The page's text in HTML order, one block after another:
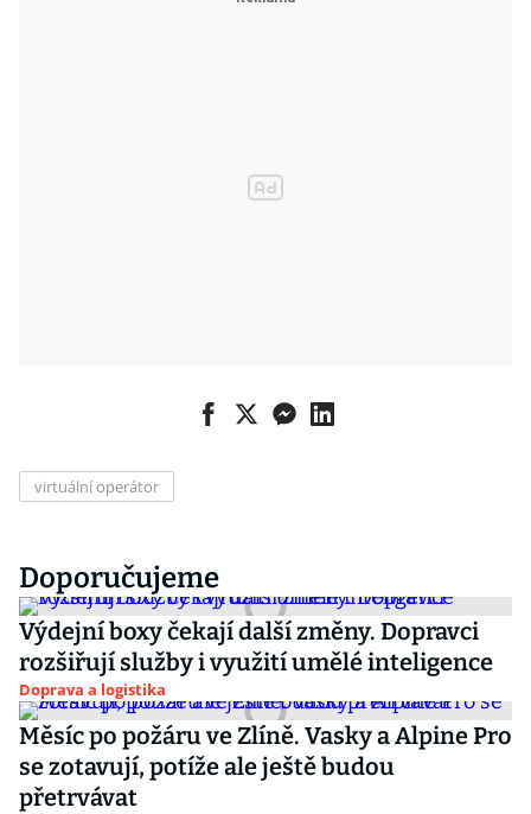
virtuální operátor
Doporučujeme
Výdejní boxy čekají další změny. Dopravci
rozšiřují služby i využití umělé inteligence
Doprava a logistika
Měsíc po požáru ve Zlíně. Vasky a Alpine Pro
se zotavují, potíže ale ještě budou
přetrvávat